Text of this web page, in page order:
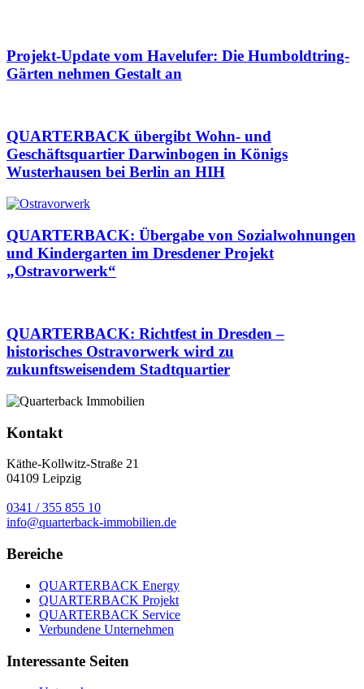
Projekt-Update vom Havelufer: Die Humboldtring-
Gärten nehmen Gestalt an
QUARTERBACK übergibt Wohn- und
Geschäftsquartier Darwinbogen in Königs
Wusterhausen bei Berlin an HIH
QUARTERBACK: Übergabe von Sozialwohnungen
und Kindergarten im Dresdener Projekt
„Ostravorwerk“
QUARTERBACK: Richtfest in Dresden –
historisches Ostravorwerk wird zu
zukunftsweisendem Stadtquartier
Kontakt
Käthe-Kollwitz-Straße 21
04109 Leipzig
0341 / 355 855 10
info@quarterback-immobilien.de
Bereiche
QUARTERBACK Energy
QUARTERBACK Projekt
QUARTERBACK Service
Verbundene Unternehmen
Interessante Seiten